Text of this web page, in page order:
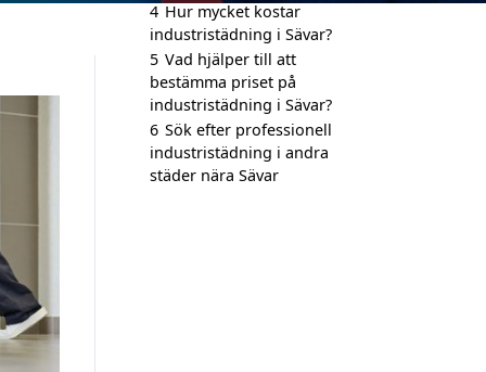
4 Hur mycket kostar
industristädning i Sävar?
5 Vad hjälper till att
bestämma priset på
industristädning i Sävar?
6 Sök efter professionell
industristädning i andra
städer nära Sävar